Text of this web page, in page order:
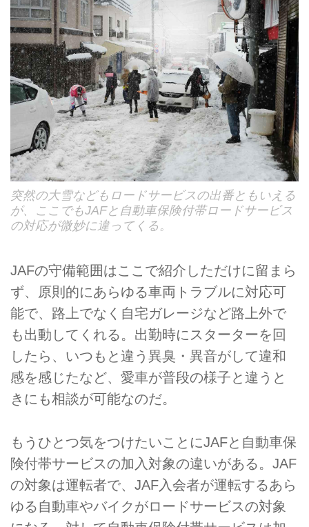
突然の大雪などもロードサービスの出番ともいえる
が、ここでもJAFと自動車保険付帯ロードサービス
の対応が微妙に違ってくる。
JAFの守備範囲はここで紹介しただけに留まら
ず、原則的にあらゆる車両トラブルに対応可
能で、路上でなく自宅ガレージなど路上外で
も出動してくれる。出勤時にスターターを回
したら、いつもと違う異臭・異音がして違和
感を感じたなど、愛車が普段の様子と違うと
きにも相談が可能なのだ。
もうひとつ気をつけたいことにJAFと自動車保
険付帯サービスの加入対象の違いがある。JAF
の対象は運転者で、JAF入会者が運転するあら
ゆる自動車やバイクがロードサービスの対象